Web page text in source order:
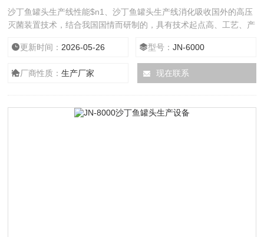
沙丁鱼罐头生产线性能$n1、沙丁鱼罐头生产线消化吸收国外的高压
灭菌装置技术，结合我国国情而研制的，具有技术起点高、工艺、产
品卫生要求，抗腐蚀性强，设备使用寿命长，设备经劳动局安全检查
合格、保护装置安全可靠。 $n3、杀菌效果好。在食品被加热杀菌过
程中，食品中的微生物将有不同的变化，有的可能被消灭，有的可能
菌的大目的就是把致病菌、产毒菌杀死，而使食品本身只应受到小的
更新时间： 2026-05-26 型号：JN-6000
厂商性质：生产厂家 现在联系